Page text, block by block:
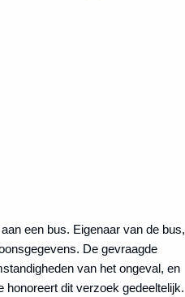
een bus. Eigenaar van de bus,
De gevraagde
van het ongeval, en
honoreert dit verzoek gedeeltelijk.